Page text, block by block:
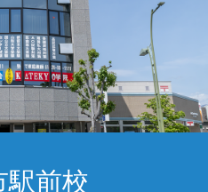
駅前校